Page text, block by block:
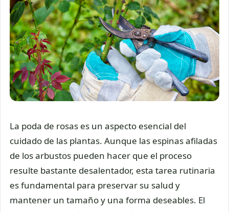
La poda de rosas es un aspecto esencial del
cuidado de las plantas. Aunque las espinas afiladas
de los arbustos pueden hacer que el proceso
resulte bastante desalentador, esta tarea rutinaria
es fundamental para preservar su salud y
mantener un tamaño y una forma deseables. El